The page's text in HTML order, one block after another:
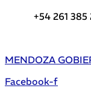
+54 261 385
MENDOZA
Facebook-f